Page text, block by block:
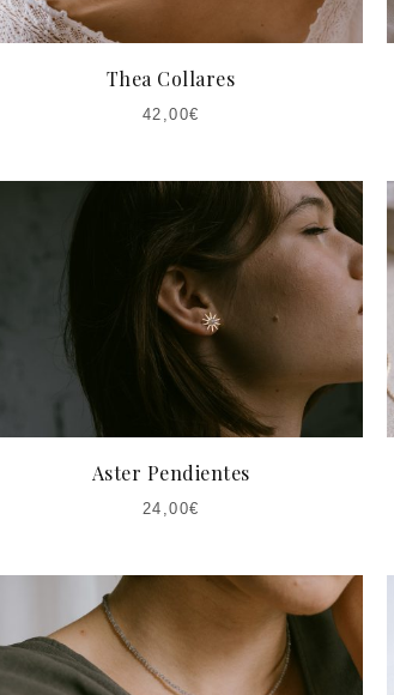
Thea Collares
42,00€
Aster Pendientes
24,00€